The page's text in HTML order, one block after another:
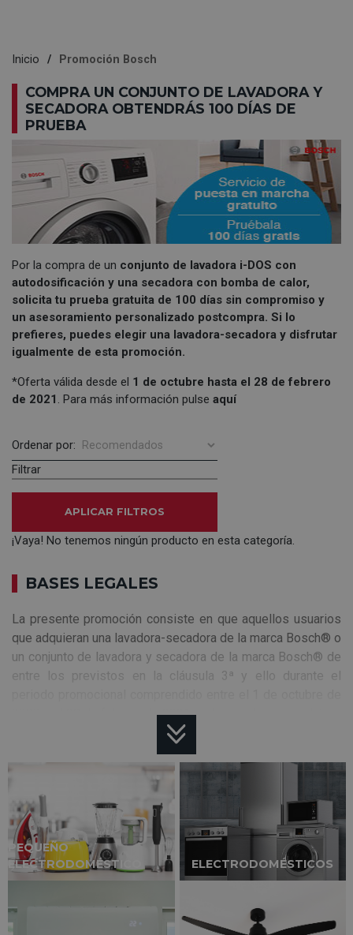
Inicio Promoción Bosch
COMPRA UN CONJUNTO DE LAVADORA Y
SECADORA OBTENDRÁS 100 DÍAS DE
PRUEBA
Por la compra de un conjunto de lavadora i-DOS con
autodosificación y una secadora con bomba de calor,
solicita tu prueba gratuita de 100 días sin compromiso y
un asesoramiento personalizado postcompra. Si lo
prefieres, puedes elegir una lavadora-secadora y disfrutar
igualmente de esta promoción.
*Oferta válida desde el 1 de octubre hasta el 28 de febrero
de 2021 . Para más información pulse aquí
Ordenar por:
Filtrar
APLICAR FILTROS
¡Vaya! No tenemos ningún producto en esta categoría.
BASES LEGALES
La presente promoción consiste en que aquellos usuarios
que adquieran una lavadora-secadora de la marca Bosch® o
un conjunto de lavadora y secadora de la marca Bosch® de
entre los previstos en la cláusula 3ª y ello durante el
2020 y el 28 de febrero de 2021, ambos inclusive, podrán:
Solicitar asesoramiento personalizado postcompra
de forma gratuita para la puesta en marcha de su
electrodoméstico. Para ello, se deberá completar el
formulario de participación que encontrarán en la web
de la promoción.
les convence, durante los 100 días siguientes a la
PEQUEÑO
ELECTRODOMÉSTICO
ELECTRODOMÉSTICOS